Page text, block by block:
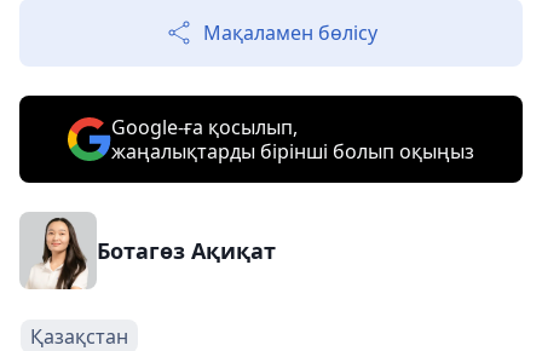
Мақаламен бөлісу
Google-ға қосылып,
жаңалықтарды бірінші болып оқыңыз
Ботагөз Ақиқат
Қазақстан